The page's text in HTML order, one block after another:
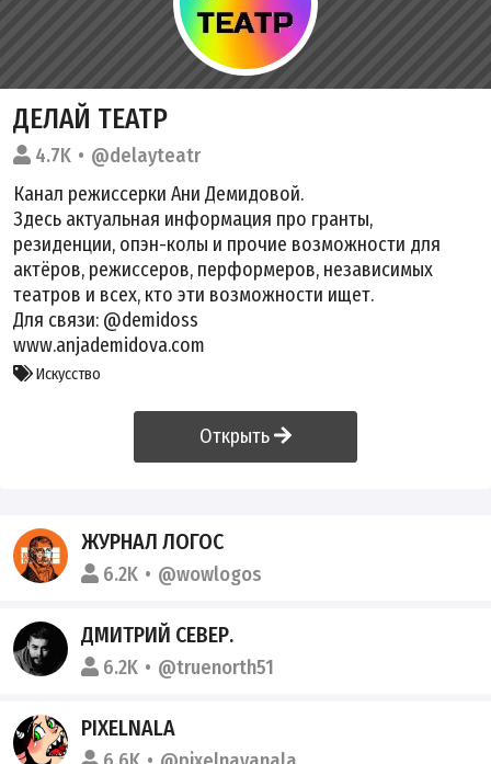
ДЕЛАЙ ТЕАТР
4.7K
@delayteatr
Канал режиссерки Ани Демидовой.
Здесь актуальная информация про гранты,
резиденции, опэн-колы и прочие возможности для
актёров, режиссеров, перформеров, независимых
театров и всех, кто эти возможности ищет.
Для связи: @demidoss
www.anjademidova.com
Искусство
Открыть
ЖУРНАЛ ЛОГОС
6.2K @wowlogos
ДМИТРИЙ СЕВЕР.
6.2K @truenorth51
PIXELNALA